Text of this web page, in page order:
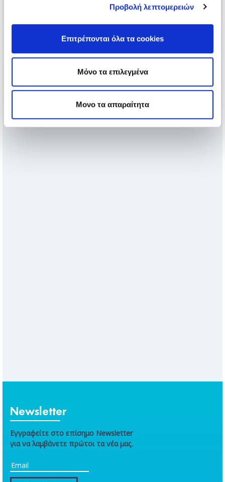
Προβολή λεπτομερειών
Επιτρέπονται όλα τα cookies
Μόνο τα επιλεγμένα
Μονο τα απαραίτητα
Newsletter
Εγγραφείτε στο επίσημο Newsletter
για να λαμβάνετε πρώτοι τα νέα μας.